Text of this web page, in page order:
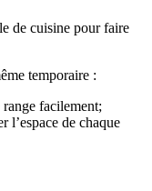
de cuisine pour faire
temporaire :
range facilement;
l’espace de chaque